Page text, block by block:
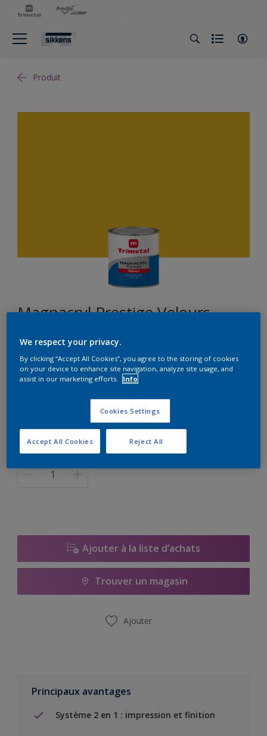
Produit
Magnacryl Prestige Velours
Changer de couleur
5L
Quantité
Ajouter à la liste d’achats
Trouver un magasin
Ajouter
Principaux avantages
Système 2 en 1 : impression et finition
We respect your privacy.
By clicking “Accept All Cookies”, you agree to the storing of cookies
on your device to enhance site navigation, analyze site usage, and
assist in our marketing efforts.
Info
Cookies Settings
Reject All
Accept All Cookies